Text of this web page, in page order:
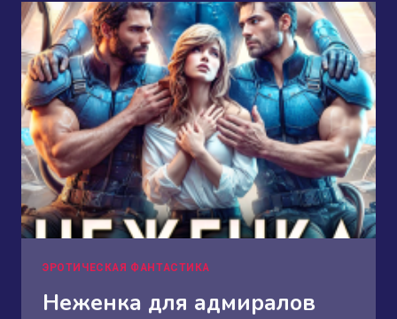
ЭРОТИЧЕСКАЯ ФАНТАСТИКА
Неженка для адмиралов